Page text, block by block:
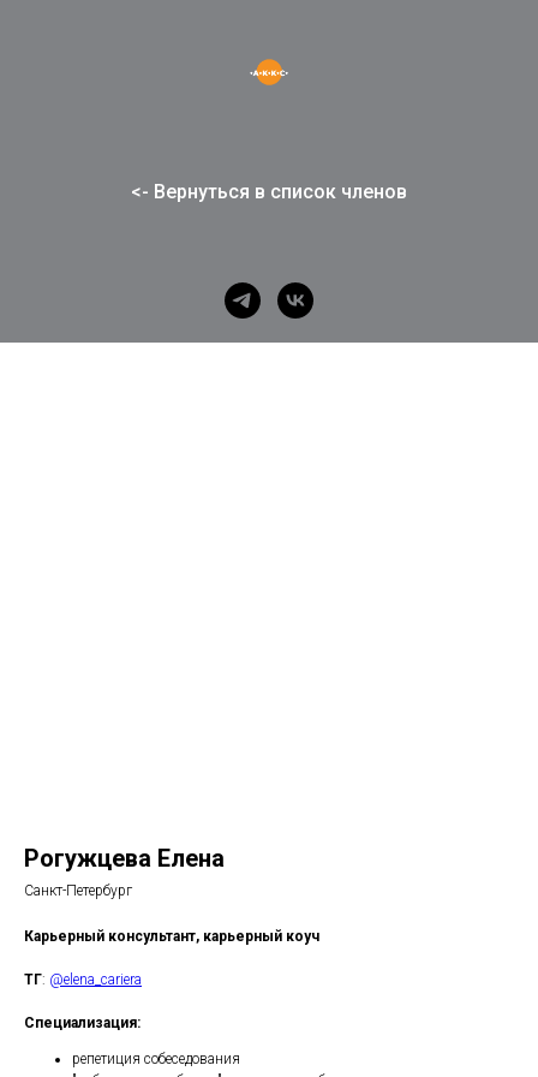
<- Вернуться в список членов
Рогужцева Елена
Санкт-Петербург
Карьерный консультант, карьерный коуч
ТГ: @elena_cariera
Специализация:
репетиция собеседования